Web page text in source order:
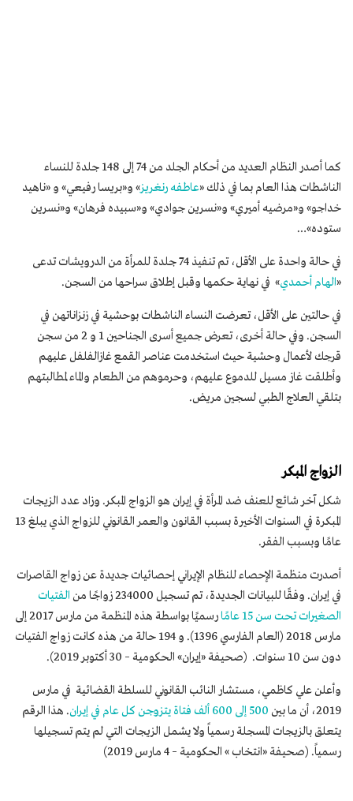
كما أصدر النظام العديد من أحكام الجلد من 74 إلى 148 جلدة للنساء
الناشطات هذا العام بما في ذلك «عاطفه رنغريز» و«بريسا رفيعي» و «ناهيد
خداجو» و«مرضيه أميري» و«نسرين جوادي» و«سبيده فرهان» و«نسرين
ستوده»…
في حالة واحدة على الأقل، تم تنفيذ 74 جلدة للمرأة من الدرويشات تدعى
«الهام أحمدي» في نهاية حكمها وقبل إطلاق سراحها من السجن.
في حالتين على الأقل، تعرضت النساء الناشطات بوحشية في زنزاناتهن في
السجن. وفي حالة أخرى، تعرض جميع أسرى الجناحين 1 و 2 من سجن
قرجك لأعمال وحشية حيث استخدمت عناصر القمع غازالفلفل عليهم
وأطلقت غاز مسيل للدموع عليهم، وحرموهم من الطعام والماء لمطالبتهم
بتلقي العلاج الطبي لسجين مريض.
الزواج المبكر
شكل آخر شائع للعنف ضد المرأة في إيران هو الزواج المبكر. وزاد عدد الزيجات
المبكرة في السنوات الأخيرة بسبب القانون والعمر القانوني للزواج الذي يبلغ 13
عامًا وبسبب الفقر.
أصدرت منظمة الإحصاء للنظام الإيراني إحصائيات جديدة عن زواج القاصرات
في إيران. وفقًا للبيانات الجديدة، تم تسجيل 234000 زواجًا من
الفتيات
الصغيرات تحت سن 15 عامًا
رسميًا بواسطة هذه المنظمة من مارس 2017 إلى
مارس 2018 (العام الفارسي 1396). و 194 حالة من هذه كانت زواج الفتيات
دون سن 10 سنوات. (صحيفة «إيران» الحكومية – 30 أكتوبر 2019).
وأعلن علي كاظمي، مستشار النائب القانوني للسلطة القضائية في مارس
2019، أن ما بين
500 إلى 600 ألف فتاة يتزوجن كل عام في إيران
. هذا الرقم
يتعلق بالزيجات المسجلة رسمياً ولا يشمل الزيجات التي لم يتم تسجيلها
رسمياً. (صحيفة «انتخاب » الحكومية – 4 مارس 2019)